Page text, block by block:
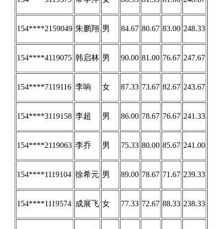
154****2159049 朱鹏翔 男 84.67 80.67 83.00 248.33
154****4119075 韩启林 男 90.00 81.00 76.67 247.67
154****7119116 李响 女 87.33 73.67 82.67 243.67
154****3119158 李超 男 86.00 78.67 76.67 241.33
154****2119063 李乔 男 75.33 80.00 85.67 241.00
154****1119104 徐希元 男 89.00 78.67 71.67 239.33
154****1119574 成展飞 女 77.33 72.67 88.33 238.33